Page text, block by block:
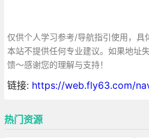
仅供个人学习参考/导航指引使用，具
本站不提供任何专业建议。如果地址
馈～感谢您的理解与支持！
链接: https://web.fly63.com/
热门资源